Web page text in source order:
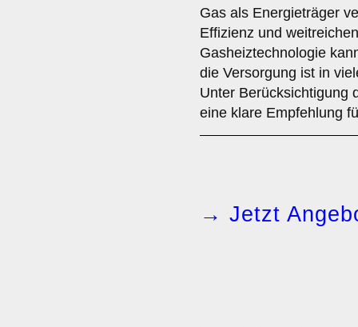
Gas als Energieträger
Effizienz und
Gasheiztechnologie
die Versorgung ist in
Unter Berücksichtigung
eine klare Empfehlung
→ Jetzt